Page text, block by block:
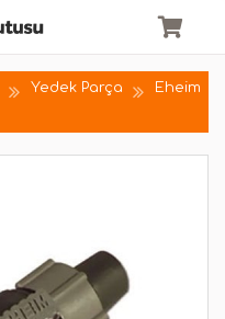
Yedek Parça
Eheim